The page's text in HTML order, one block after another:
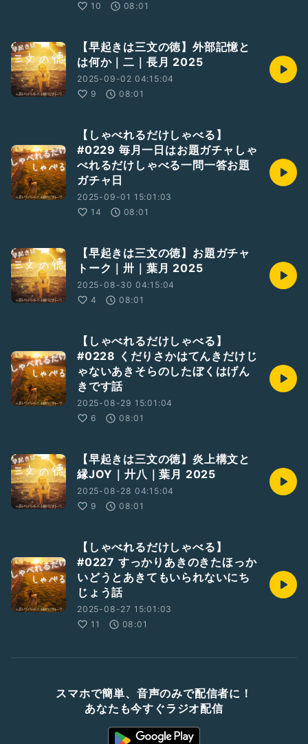
10
08:01
【早起きは三文の徳】外部記憶と
は何か｜二｜長月 2025
2025-09-02 04:15:04
9
08:01
【しゃべれるだけしゃべる】
#0229 毎月一日はお題ガチャしゃ
べれるだけしゃべる一問一答お題
ガチャ日
2025-09-01 15:01:03
14
08:01
【早起きは三文の徳】お題ガチャ
トーク｜卅｜葉月 2025
2025-08-30 04:15:04
4
08:01
【しゃべれるだけしゃべる】
#0228 くだりさかはてんきだけじ
ゃないあきそらのしたぼくはげん
きです話
2025-08-29 15:01:04
6
08:01
【早起きは三文の徳】炎上構文と
縁JOY｜廾八｜葉月 2025
2025-08-28 04:15:04
9
08:01
【しゃべれるだけしゃべる】
#0227 すっかりあきのきたほっか
いどうとあきてもいられないにち
じょう話
2025-08-27 15:01:03
11
08:01
スマホで簡単、音声のみで配信者に！
あなたも今すぐラジオ配信